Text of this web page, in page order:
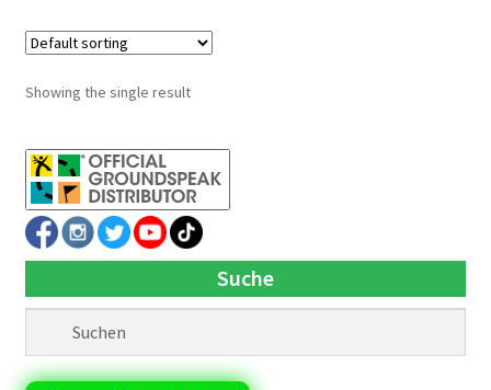
Showing the single result
Suche